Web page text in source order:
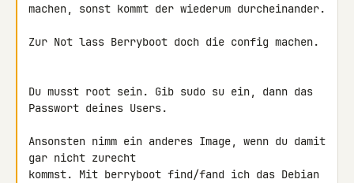
machen, sonst kommt der wiederum durcheinander.
Zur Not lass Berryboot doch die config machen.
Du musst root sein. Gib sudo su ein, dann das
Passwort deines Users.
Ansonsten nimm ein anderes Image, wenn du damit
gar nicht zurecht
kommst. Mit berryboot find/fand ich das Debian